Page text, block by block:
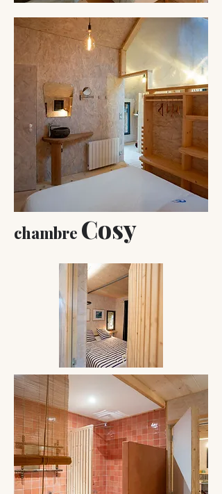
chambre Cosy